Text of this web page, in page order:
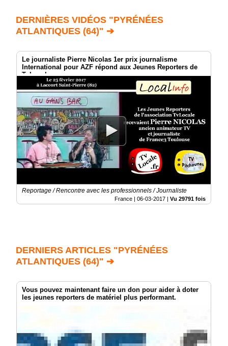
DERNIÈRES VIDÉOS "PYRÉNÉES
ATLANTIQUES (64)" ➔
Le journaliste Pierre Nicolas 1er prix journalisme
International pour AZF répond aux Jeunes Reporters de
TvLocale
Reportage / Rencontre avec les professionnels / Journaliste
France | 06-03-2017 | Vu 29791 fois
DERNIERS ARTICLES "PYRÉNÉES
ATLANTIQUES (64)" ➔
Vous pouvez maintenant faire un don pour aider à doter
les jeunes reporters de matériel plus performant.